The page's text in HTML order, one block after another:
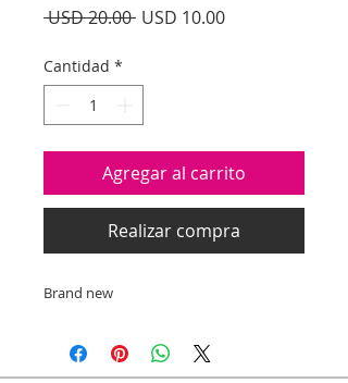
USD 20.00 Precio
USD 10.00Precio
Cantidad *
Agregar al carrito
Realizar compra
Brand new